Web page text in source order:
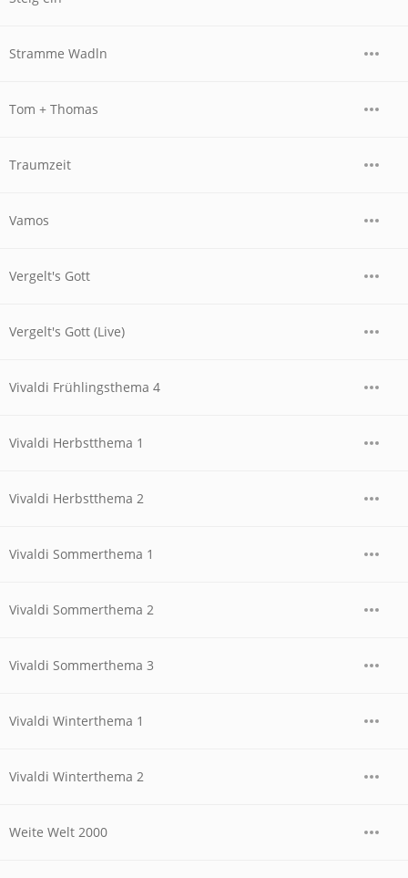
Stramme Wadln
Tom + Thomas
Traumzeit
Vamos
Vergelt's Gott
Vergelt's Gott (Live)
Vivaldi Frühlingsthema 4
Vivaldi Herbstthema 1
Vivaldi Herbstthema 2
Vivaldi Sommerthema 1
Vivaldi Sommerthema 2
Vivaldi Sommerthema 3
Vivaldi Winterthema 1
Vivaldi Winterthema 2
Weite Welt 2000